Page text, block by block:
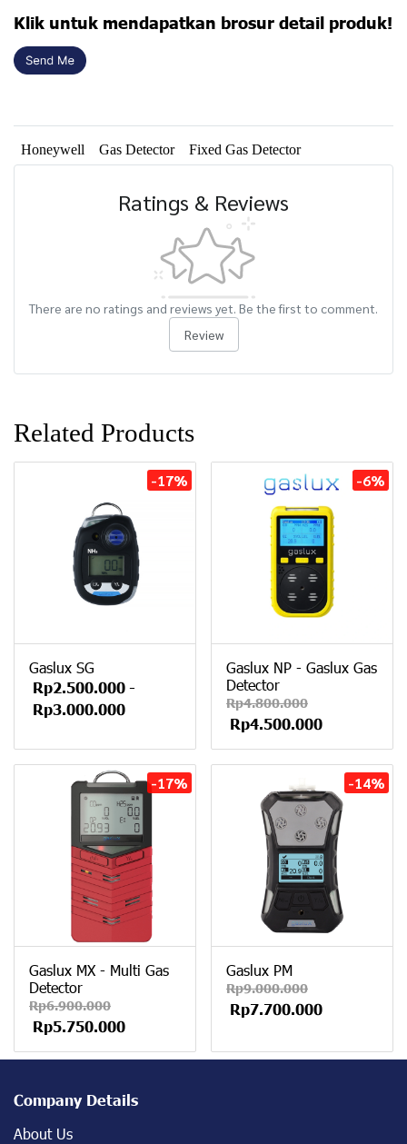
Klik untuk mendapatkan brosur detail produk!
Honeywell Gas Detector Fixed Gas Detector
Ratings & Reviews
There are no ratings and reviews yet. Be the first to comment.
Review
Related Products
-17%
Gaslux SG
Rp2.500.000 -
Rp3.000.000
-6%
Gaslux NP - Gaslux Gas
Detector
Rp4.800.000
Rp4.500.000
-17%
Gaslux MX - Multi Gas
Detector
Rp6.900.000
Rp5.750.000
-14%
Gaslux PM
Rp9.000.000
Rp7.700.000
Company Details
About Us